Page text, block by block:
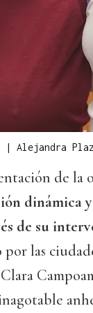
| Alejandra
de la
dinámica
de su
las